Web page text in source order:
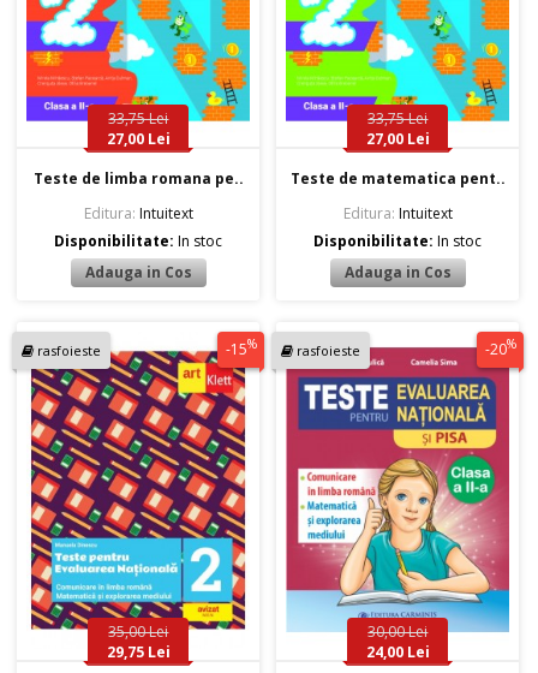
33,75 Lei
27,00 Lei
Teste de limba romana pe..
Editura: Intuitext
Disponibilitate:In stoc
33,75 Lei
27,00 Lei
Teste de matematica pent..
Editura: Intuitext
Disponibilitate:In stoc
rasfoieste -15%
35,00 Lei
29,75 Lei
rasfoieste -20%
30,00 Lei
24,00 Lei